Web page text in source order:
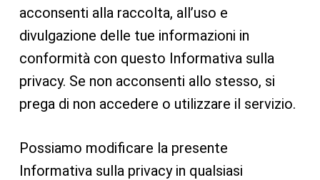
acconsenti alla raccolta, all’uso e
divulgazione delle tue informazioni in
conformità con questo Informativa sulla
privacy. Se non acconsenti allo stesso, si
prega di non accedere o utilizzare il servizio.
Possiamo modificare la presente
Informativa sulla privacy in qualsiasi